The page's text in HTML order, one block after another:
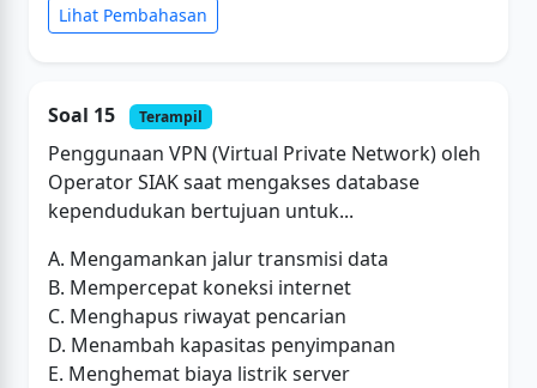
Lihat Pembahasan
Soal 15 Terampil
Penggunaan VPN (Virtual Private Network) oleh
Operator SIAK saat mengakses database
kependudukan bertujuan untuk...
A. Mengamankan jalur transmisi data
B. Mempercepat koneksi internet
C. Menghapus riwayat pencarian
D. Menambah kapasitas penyimpanan
E. Menghemat biaya listrik server